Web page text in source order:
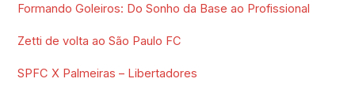
Formando Goleiros: Do Sonho da Base ao Profissional
Zetti de volta ao São Paulo FC
SPFC X Palmeiras – Libertadores